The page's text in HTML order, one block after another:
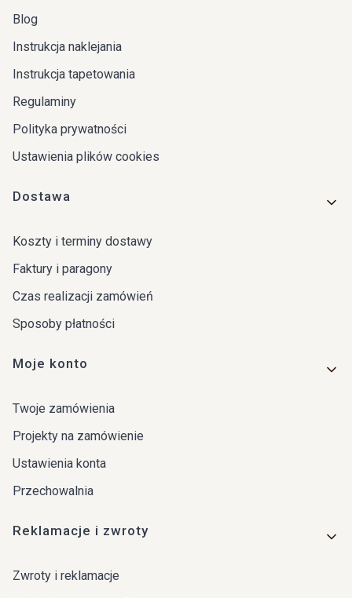
Blog
Instrukcja naklejania
Instrukcja tapetowania
Regulaminy
Polityka prywatności
Ustawienia plików cookies
Dostawa
Koszty i terminy dostawy
Faktury i paragony
Czas realizacji zamówień
Sposoby płatności
Moje konto
Twoje zamówienia
Projekty na zamówienie
Ustawienia konta
Przechowalnia
Reklamacje i zwroty
Zwroty i reklamacje